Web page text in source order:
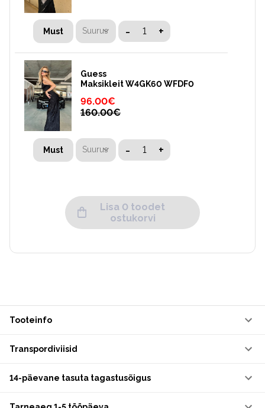
Must Suurus - +
Guess
Maksikleit W4GK60 WFDF0
96.00€
160.00€
Must Suurus - +
Lisa 0 toodet
ostukorvi
Tooteinfo
Transpordiviisid
14-päevane tasuta tagastusõigus